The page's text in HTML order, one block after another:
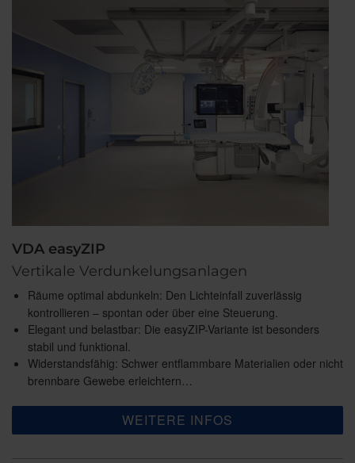
VDA easyZIP
Vertikale Verdunkelungsanlagen
Räume optimal abdunkeln: Den Lichteinfall zuverlässig
kontrollieren – spontan oder über eine Steuerung.
Elegant und belastbar: Die easyZIP-Variante ist besonders
stabil und funktional.
Widerstandsfähig: Schwer entflammbare Materialien oder nicht
brennbare Gewebe erleichtern…
WEITERE INFOS